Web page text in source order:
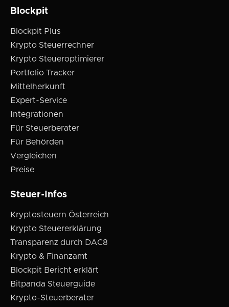
Blockpit
Blockpit Plus
Krypto Steuerrechner
Krypto Steueroptimierer
Portfolio Tracker
Mittelherkunft
Expert-Service
Integrationen
Für Steuerberater
Für Behörden
Vergleichen
Preise
Steuer-Infos
Kryptosteuern Österreich
Krypto Steuererklärung
Transparenz durch DAC8
Krypto & Finanzamt
Blockpit Bericht erklärt
Bitpanda Steuerguide
Krypto-Steuerberater